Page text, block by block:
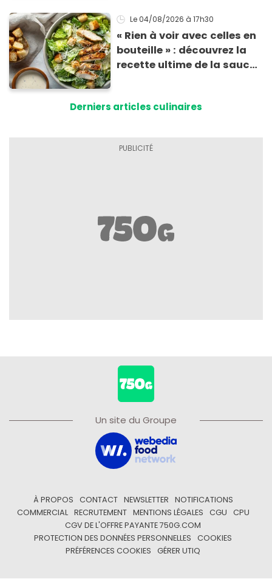
morceaux de verre
Le 04/08/2026 à 17h30
« Rien à voir avec celles en
bouteille » : découvrez la
recette ultime de la sauce
Derniers articles culinaires
Un site du Groupe
À PROPOS CONTACT NEWSLETTER
NOTIFICATIONS
COMMERCIAL
RECRUTEMENT MENTIONS LÉGALES CGU
CPU
CGV DE L'OFFRE PAYANTE 750G.COM
PROTECTION DES DONNÉES PERSONNELLES
COOKIES
PRÉFÉRENCES COOKIES
GÉRER UTIQ